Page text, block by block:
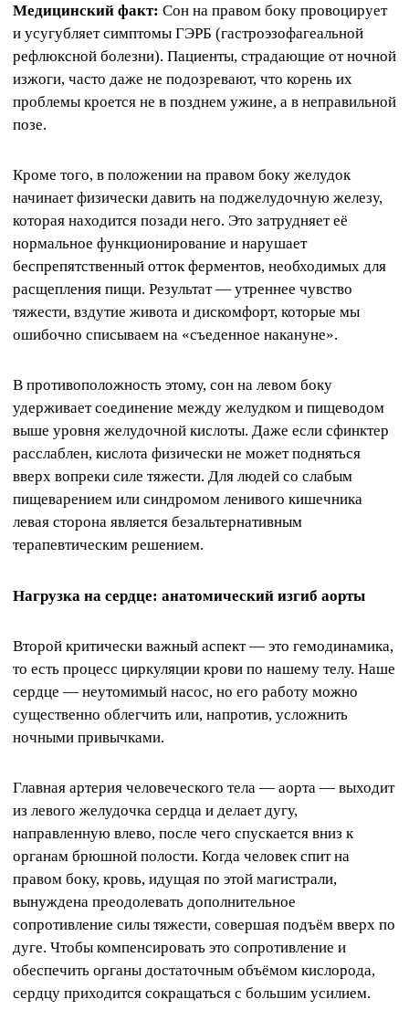
Медицинский факт: Сон на правом боку провоцирует
и усугубляет симптомы ГЭРБ (гастроэзофагеальной
рефлюксной болезни). Пациенты, страдающие от ночной
изжоги, часто даже не подозревают, что корень их
проблемы кроется не в позднем ужине, а в неправильной
позе.
Кроме того, в положении на правом боку желудок
начинает физически давить на поджелудочную железу,
которая находится позади него. Это затрудняет её
нормальное функционирование и нарушает
беспрепятственный отток ферментов, необходимых для
расщепления пищи. Результат — утреннее чувство
тяжести, вздутие живота и дискомфорт, которые мы
ошибочно списываем на «съеденное накануне».
В противоположность этому, сон на левом боку
удерживает соединение между желудком и пищеводом
выше уровня желудочной кислоты. Даже если сфинктер
расслаблен, кислота физически не может подняться
вверх вопреки силе тяжести. Для людей со слабым
пищеварением или синдромом ленивого кишечника
левая сторона является безальтернативным
терапевтическим решением.
Нагрузка на сердце: анатомический изгиб аорты
Второй критически важный аспект — это гемодинамика,
то есть процесс циркуляции крови по нашему телу. Наше
сердце — неутомимый насос, но его работу можно
существенно облегчить или, напротив, усложнить
ночными привычками.
Главная артерия человеческого тела — аорта — выходит
из левого желудочка сердца и делает дугу,
направленную влево, после чего спускается вниз к
органам брюшной полости. Когда человек спит на
правом боку, кровь, идущая по этой магистрали,
вынуждена преодолевать дополнительное
сопротивление силы тяжести, совершая подъём вверх по
дуге. Чтобы компенсировать это сопротивление и
обеспечить органы достаточным объёмом кислорода,
сердцу приходится сокращаться с большим усилием.